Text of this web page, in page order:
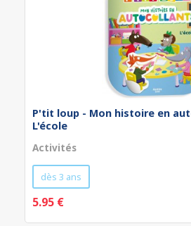
P'tit loup - Mon histoire en
L'école
Activités
dès 3 ans
5.95 €